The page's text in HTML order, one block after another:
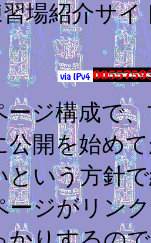
場紹介サイ
ージ構成で
公開を始め
という方針
ージがリン